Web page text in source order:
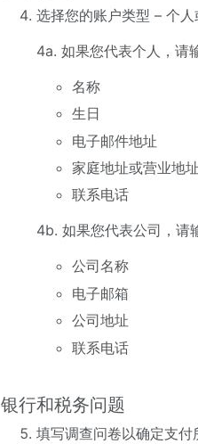
选择您的账户类型 – 个人
4a. 如果您代表个人，请
名称
生日
电子邮件地址
家庭地址或营业地址
联系电话
4b. 如果您代表公司，请
公司名称
电子邮箱
公司地址
联系电话
银行和税务问题
填写调查问卷以确定支付